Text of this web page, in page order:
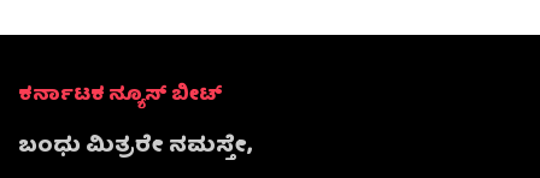
ಕರ್ನಾಟಕ ನ್ಯೂಸ್ ಬೀಟ್
ಬಂಧು ಮಿತ್ರರೇ ನಮಸ್ತೇ,